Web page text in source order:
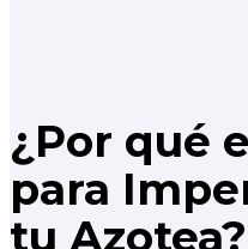
¿Por qué
para
tu Azotea?